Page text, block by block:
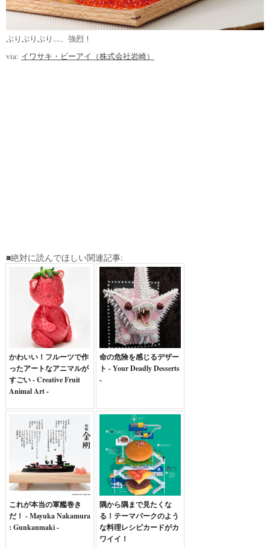
ぶりぶりぶり....、強烈！
via: イワサキ・ビーアイ（株式会社岩崎）
■絶対に読んでほしい関連記事:
かわいい！フルーツで作
ったアートなアニマルが
すごい - Creative Fruit
Animal Art -
命の危険を感じるデザー
ト - Your Deadly Desserts
-
これが本当の軍艦巻き
だ！ - Mayuka Nakamura
: Gunkanmaki -
隅から隅まで見たくな
る！テーマパークのよう
な料理レシピカードがカ
ワイイ！